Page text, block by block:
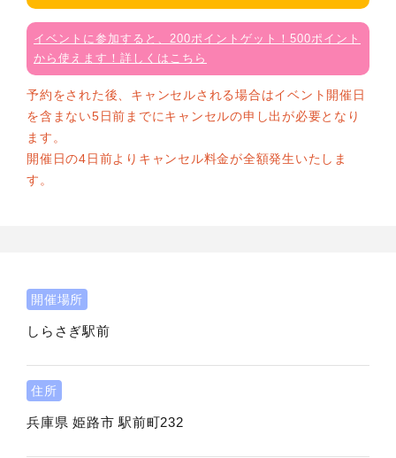
イベントに参加すると、200ポイントゲット！500ポイント
から使えます！詳しくはこちら
予約をされた後、キャンセルされる場合はイベント開催日
を含まない5日前までにキャンセルの申し出が必要となり
ます。
開催日の4日前よりキャンセル料金が全額発生いたしま
す。
開催場所
しらさぎ駅前
住所
兵庫県 姫路市 駅前町232